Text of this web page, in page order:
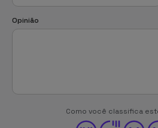
Opinião
Como você classifica